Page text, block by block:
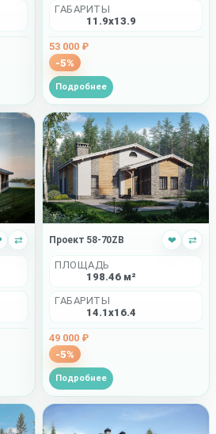
ГАБАРИТЫ
11.9x13.9
53 000 ₽
-5%
Подробнее
⇄ Проект 58-70ZB ❤ ⇄
ПЛОЩАДЬ
198.46 м²
ГАБАРИТЫ
14.1x16.4
49 000 ₽
-5%
Подробнее